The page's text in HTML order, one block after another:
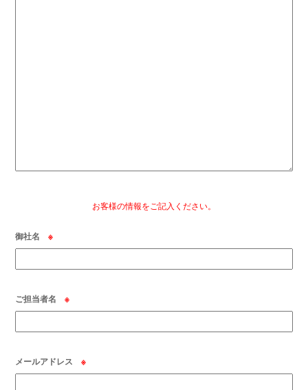
お客様の情報をご記入ください。
御社名※
ご担当者名※
メールアドレス※